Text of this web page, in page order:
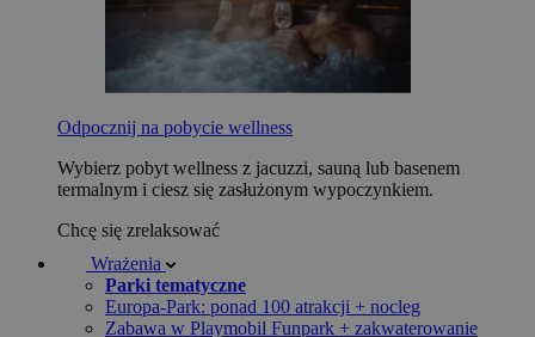
Odpocznij na pobycie wellness
Wybierz pobyt wellness z jacuzzi, sauną lub basenem
termalnym i ciesz się zasłużonym wypoczynkiem.
Chcę się zrelaksować
Wrażenia
Parki tematyczne
Europa-Park: ponad 100 atrakcji + nocleg
Zabawa w Playmobil Funpark + zakwaterowanie